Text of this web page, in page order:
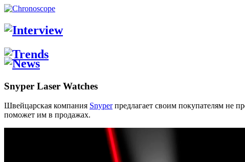
Snyper Laser Watches
Швейцарская компания Snyperпредлагает своим покупателям не
поможет им в продажах.